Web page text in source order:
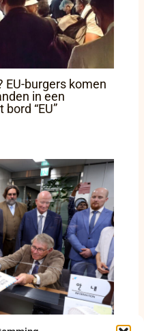
EU-burgers komen
in een
“EU”